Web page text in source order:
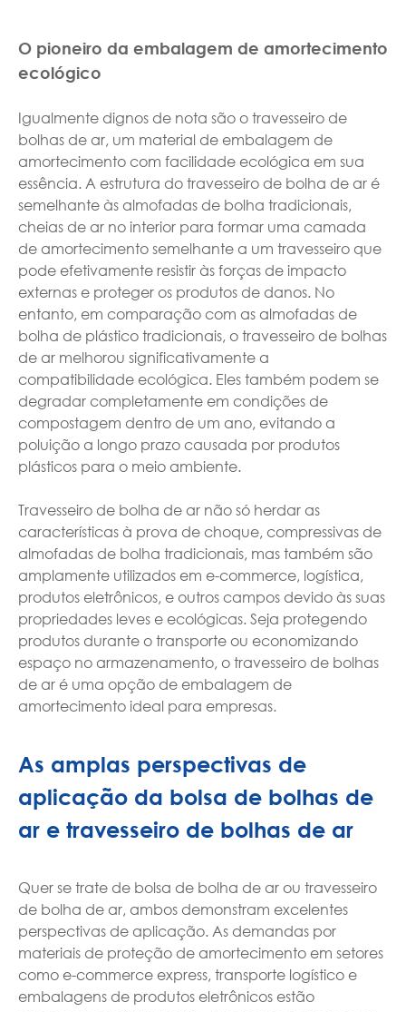
O pioneiro da embalagem de amortecimento
ecológico
Igualmente dignos de nota são o travesseiro de
bolhas de ar, um material de embalagem de
amortecimento com facilidade ecológica em sua
essência. A estrutura do travesseiro de bolha de ar é
semelhante às almofadas de bolha tradicionais,
cheias de ar no interior para formar uma camada
de amortecimento semelhante a um travesseiro que
pode efetivamente resistir às forças de impacto
externas e proteger os produtos de danos. No
entanto, em comparação com as almofadas de
bolha de plástico tradicionais, o travesseiro de bolhas
de ar melhorou significativamente a
compatibilidade ecológica. Eles também podem se
degradar completamente em condições de
compostagem dentro de um ano, evitando a
poluição a longo prazo causada por produtos
plásticos para o meio ambiente.
Travesseiro de bolha de ar não só herdar as
características à prova de choque, compressivas de
almofadas de bolha tradicionais, mas também são
amplamente utilizados em e-commerce, logística,
produtos eletrônicos, e outros campos devido às suas
propriedades leves e ecológicas. Seja protegendo
produtos durante o transporte ou economizando
espaço no armazenamento, o travesseiro de bolhas
de ar é uma opção de embalagem de
amortecimento ideal para empresas.
As amplas perspectivas de
aplicação da bolsa de bolhas de
ar e travesseiro de bolhas de ar
Quer se trate de bolsa de bolha de ar ou travesseiro
de bolha de ar, ambos demonstram excelentes
perspectivas de aplicação. As demandas por
materiais de proteção de amortecimento em setores
como e-commerce express, transporte logístico e
embalagens de produtos eletrônicos estão